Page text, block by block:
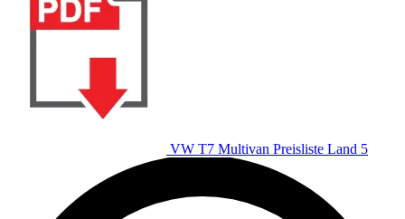
VW T7 Multivan Preisliste Land 5